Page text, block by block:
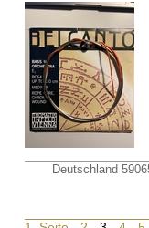
Deutschland